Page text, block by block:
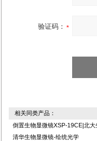
验证码：
相关同类产品：
倒置生物显微镜XSP-19CE|北大
清华生物显微镜-绘统光学